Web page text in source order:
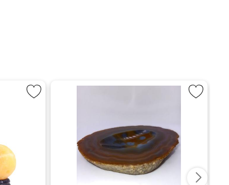
Jade Planet som favorit Markera Agatskål som